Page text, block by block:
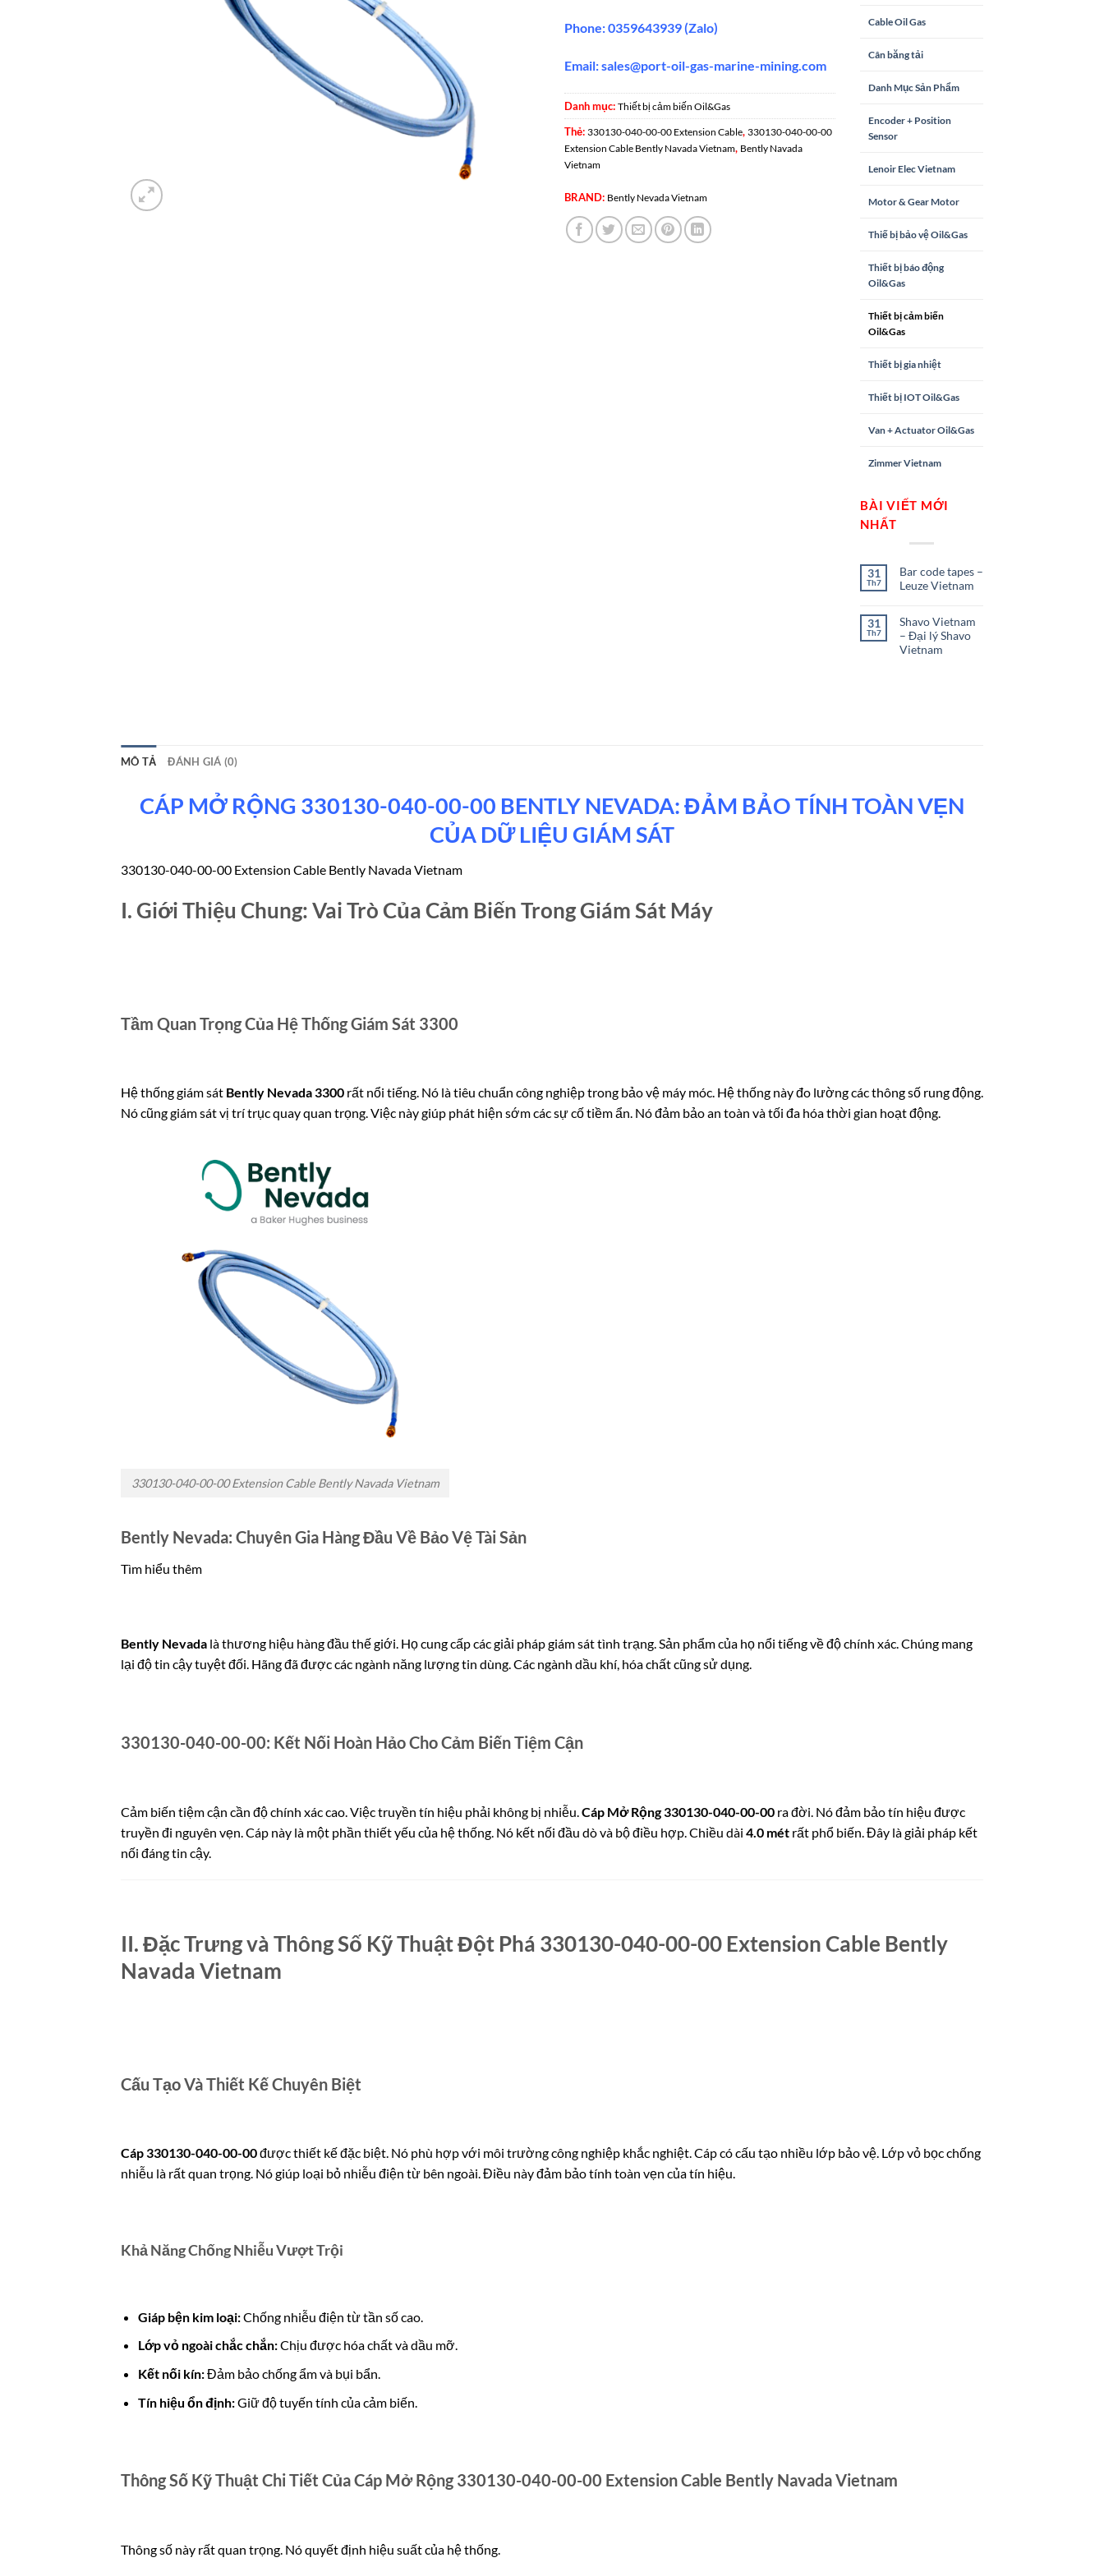
Phone: 0359643939 (Zalo)
Email: sales@port-oil-gas-marine-mining.com
Danh mục: Thiết bị cảm biến Oil&Gas
Thẻ: 330130-040-00-00 Extension Cable, 330130-040-00-00
Extension Cable Bently Navada Vietnam, Bently Navada
Vietnam
BRAND: Bently Nevada Vietnam
Cable Oil Gas
Cân băng tải
Danh Mục Sản Phẩm
Encoder + Position
Sensor
Lenoir Elec Vietnam
Motor & Gear Motor
Thiế bị bảo vệ Oil&Gas
Thiết bị báo động
Oil&Gas
Thiết bị cảm biến
Oil&Gas
Thiết bị gia nhiệt
Thiết bị IOT Oil&Gas
Van + Actuator Oil&Gas
Zimmer Vietnam
BÀI VIẾT MỚI
NHẤT
31
Th7
Bar code tapes –
Leuze Vietnam
31
Th7
Shavo Vietnam
– Đại lý Shavo
Vietnam
MÔ TẢ ĐÁNH GIÁ (0)
CÁP MỞ RỘNG 330130-040-00-00 BENTLY NEVADA: ĐẢM BẢO TÍNH TOÀN VẸN
CỦA DỮ LIỆU GIÁM SÁT
330130-040-00-00 Extension Cable Bently Navada Vietnam
I. Giới Thiệu Chung: Vai Trò Của Cảm Biến Trong Giám Sát Máy
Tầm Quan Trọng Của Hệ Thống Giám Sát 3300
Hệ thống giám sát Bently Nevada 3300 rất nổi tiếng. Nó là tiêu chuẩn công nghiệp trong bảo vệ máy móc. Hệ thống này đo lường các thông số rung động.
Nó cũng giám sát vị trí trục quay quan trọng. Việc này giúp phát hiện sớm các sự cố tiềm ẩn. Nó đảm bảo an toàn và tối đa hóa thời gian hoạt động.
330130-040-00-00 Extension Cable Bently Navada Vietnam
Bently Nevada: Chuyên Gia Hàng Đầu Về Bảo Vệ Tài Sản
Tìm hiểu thêm
Bently Nevada là thương hiệu hàng đầu thế giới. Họ cung cấp các giải pháp giám sát tình trạng. Sản phẩm của họ nổi tiếng về độ chính xác. Chúng mang
lại độ tin cậy tuyệt đối. Hãng đã được các ngành năng lượng tin dùng. Các ngành dầu khí, hóa chất cũng sử dụng.
330130-040-00-00: Kết Nối Hoàn Hảo Cho Cảm Biến Tiệm Cận
Cảm biến tiệm cận cần độ chính xác cao. Việc truyền tín hiệu phải không bị nhiễu. Cáp Mở Rộng 330130-040-00-00 ra đời. Nó đảm bảo tín hiệu được
truyền đi nguyên vẹn. Cáp này là một phần thiết yếu của hệ thống. Nó kết nối đầu dò và bộ điều hợp. Chiều dài 4.0 mét rất phổ biến. Đây là giải pháp kết
nối đáng tin cậy.
II. Đặc Trưng và Thông Số Kỹ Thuật Đột Phá 330130-040-00-00 Extension Cable Bently
Navada Vietnam
Cấu Tạo Và Thiết Kế Chuyên Biệt
Cáp 330130-040-00-00được thiết kế đặc biệt. Nó phù hợp với môi trường công nghiệp khắc nghiệt. Cáp có cấu tạo nhiều lớp bảo vệ. Lớp vỏ bọc chống
nhiễu là rất quan trọng. Nó giúp loại bỏ nhiễu điện từ bên ngoài. Điều này đảm bảo tính toàn vẹn của tín hiệu.
Khả Năng Chống Nhiễu Vượt Trội
Giáp bện kim loại:Chống nhiễu điện từ tần số cao.
Lớp vỏ ngoài chắc chắn:Chịu được hóa chất và dầu mỡ.
Kết nối kín:Đảm bảo chống ẩm và bụi bẩn.
Tín hiệu ổn định:Giữ độ tuyến tính của cảm biến.
Thông Số Kỹ Thuật Chi Tiết Của Cáp Mở Rộng 330130-040-00-00 Extension Cable Bently Navada Vietnam
Thông số này rất quan trọng. Nó quyết định hiệu suất của hệ thống.